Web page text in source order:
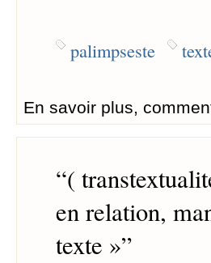
palimpseste
En savoir plus,
“(
en relation,
texte »”